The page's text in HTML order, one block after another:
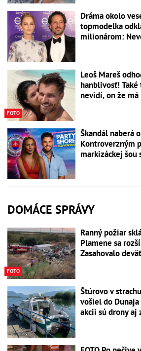
Dráma okolo
topmodelka
milionárom:
FOTO
Leoš Mareš
hanblivosť!
nevidí, on že má
Škandál naberá
Kontroverzným
markizáckej šou
DOMÁCE SPRÁVY
FOTO
Ranný požiar
Plamene sa
Zasahovalo
Štúrovo v
vošiel do
akcii sú drony aj